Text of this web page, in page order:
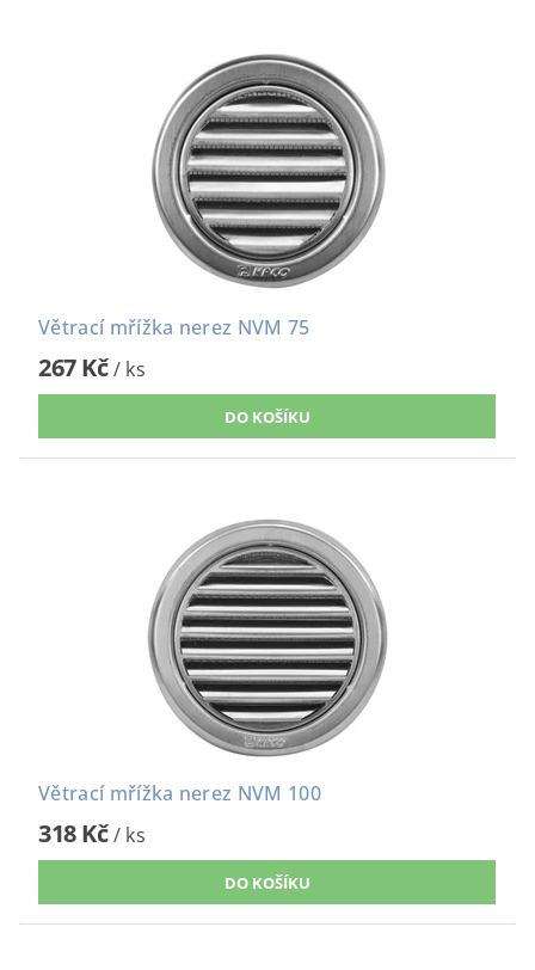
Větrací mřížka nerez NVM 75
267 Kč/ ks
Větrací mřížka nerez NVM 100
318 Kč/ ks